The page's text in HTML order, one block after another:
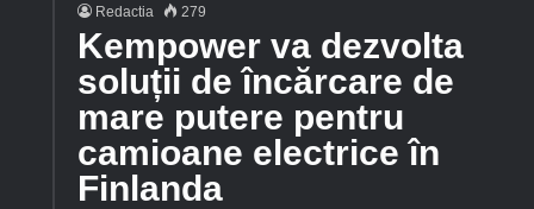
Redactia 279
Kempower va dezvolta
soluții de încărcare de
mare putere pentru
camioane electrice în
Finlanda